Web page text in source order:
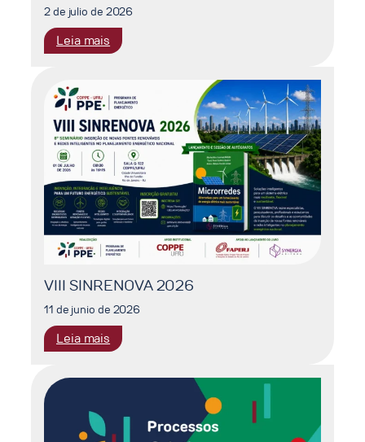
2 de julio de 2026
Leia mais
SINRENOVA
|
Veja
como
foi
VIII SINRENOVA 2026
11 de junio de 2026
Leia mais
VIII
SINRENOVA